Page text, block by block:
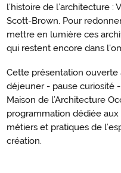
l’histoire de l’architecture :
Scott-Brown. Pour
mettre en lumière ces
qui restent encore dans
Cette présentation ouverte
déjeuner - pause curiosité
Maison de l’Architecture
programmation dédiée
métiers et pratiques de
création.